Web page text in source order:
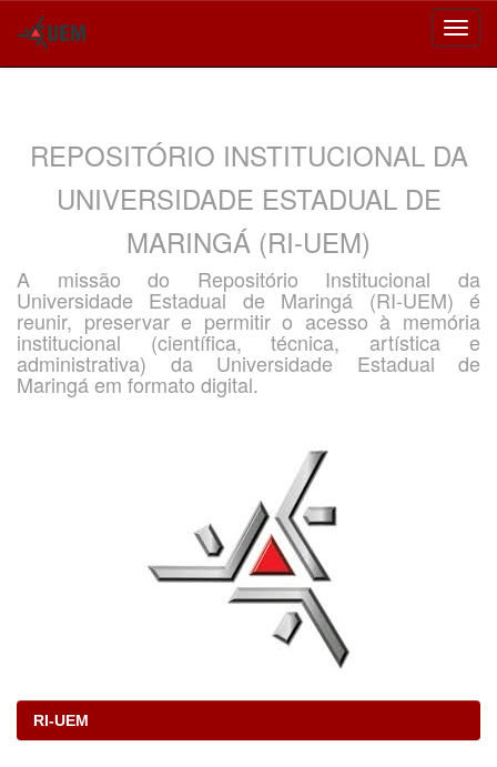
REPOSITÓRIO INSTITUCIONAL DA
UNIVERSIDADE ESTADUAL DE
MARINGÁ (RI-UEM)
A missão do Repositório Institucional da
Universidade Estadual de Maringá (RI-UEM) é
reunir, preservar e permitir o acesso à memória
institucional (científica, técnica, artística e
administrativa) da Universidade Estadual de
Maringá em formato digital.
RI-UEM